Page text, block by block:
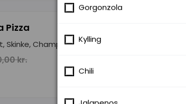
Pizza
Skinke, Champignon
kr.
Gorgonzola
Kylling
Chili